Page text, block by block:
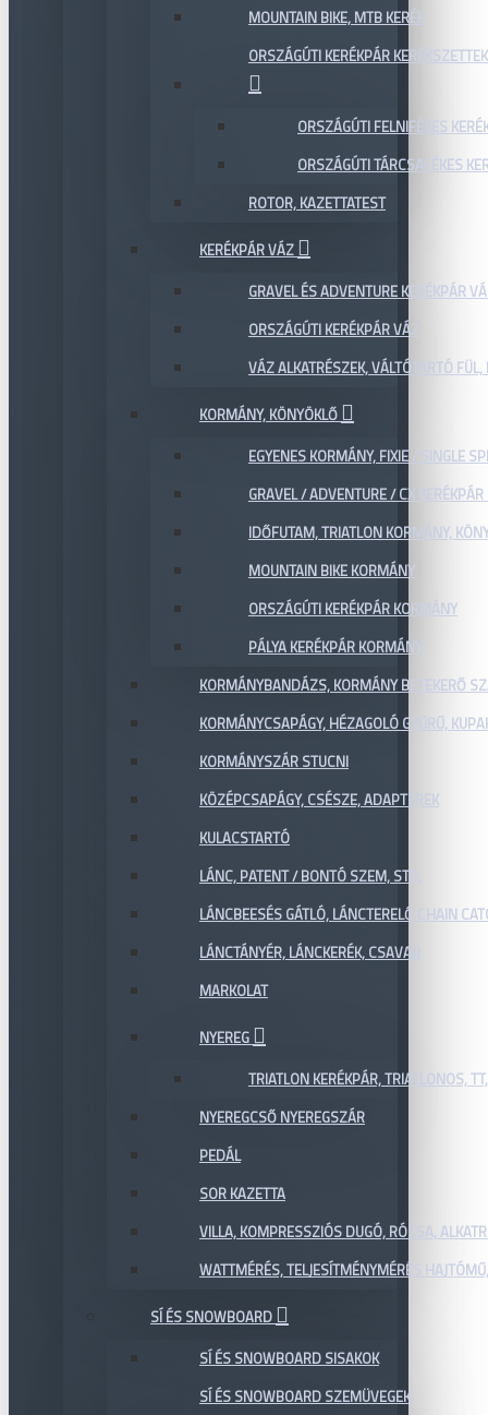
MOUNTAIN BIKE, MTB KERÉK
ORSZÁGÚTI KERÉKPÁR KERÉKSZETTEK
ORSZÁGÚTI FELNIFÉKES
ORSZÁGÚTI TÁRCSAFÉKES
ROTOR, KAZETTATEST
KERÉKPÁR VÁZ
GRAVEL ÉS ADVENTURE KERÉKPÁR
ORSZÁGÚTI KERÉKPÁR VÁZ
VÁZ ALKATRÉSZEK, VÁLTÓTARTÓ FÜL,
KORMÁNY, KÖNYÖKLŐ
EGYENES KORMÁNY, FIXIE / SINGLE
GRAVEL / ADVENTURE / CX
IDŐFUTAM, TRIATLON KORMÁNY,
MOUNTAIN BIKE KORMÁNY
ORSZÁGÚTI KERÉKPÁR KORMÁNY
PÁLYA KERÉKPÁR KORMÁNY
KORMÁNYBANDÁZS, KORMÁNY BETEKERŐ
KORMÁNYCSAPÁGY, HÉZAGOLÓ GYŰRŰ,
KORMÁNYSZÁR STUCNI
KÖZÉPCSAPÁGY, CSÉSZE, ADAPTEREK
KULACSTARTÓ
LÁNC, PATENT / BONTÓ SZEM, STB.
LÁNCBEESÉS GÁTLÓ, LÁNCTERELŐ CHAIN
LÁNCTÁNYÉR, LÁNCKERÉK, CSAVAR
MARKOLAT
NYEREG
TRIATLON KERÉKPÁR, TRIATLONOS,
NYEREGCSŐ NYEREGSZÁR
PEDÁL
SOR KAZETTA
VILLA, KOMPRESSZIÓS DUGÓ, RÓZSA,
WATTMÉRÉS, TELJESÍTMÉNYMÉRÉS
SÍ ÉS SNOWBOARD
SÍ ÉS SNOWBOARD SISAKOK
SÍ ÉS SNOWBOARD SZEMÜVEGEK